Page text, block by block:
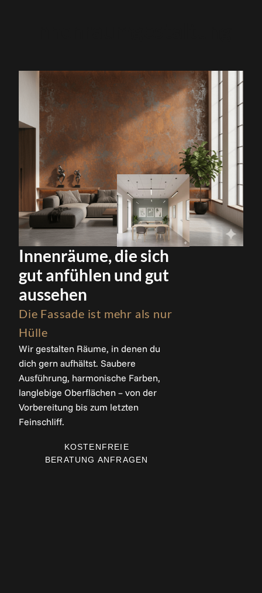
Innenräume, die sich
gut anfühlen und gut
aussehen
Die Fassade ist mehr als nur
Hülle
Wir gestalten Räume, in denen du
dich gern aufhältst. Saubere
Ausführung, harmonische Farben,
langlebige Oberflächen – von der
Vorbereitung bis zum letzten
Feinschliff.
KOSTENFREIE
BERATUNG ANFRAGEN